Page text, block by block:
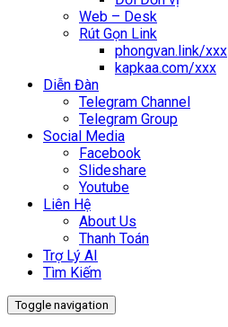
Web – Desk
Rút Gọn Link
phongvan.link/xxx
kapkaa.com/xxx
Diễn Đàn
Telegram Channel
Telegram Group
Social Media
Facebook
Slideshare
Youtube
Liên Hệ
About Us
Thanh Toán
Trợ Lý AI
Tìm Kiếm
Toggle navigation